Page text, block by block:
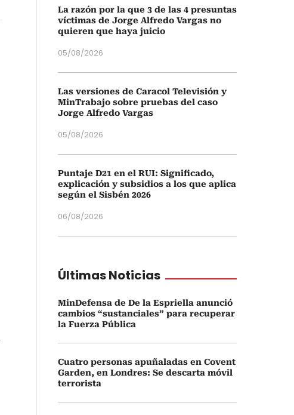
La razón por la que 3 de las 4 presuntas
víctimas de Jorge Alfredo Vargas no
quieren que haya juicio
05/08/2026
Las versiones de Caracol Televisión y
MinTrabajo sobre pruebas del caso
Jorge Alfredo Vargas
05/08/2026
Puntaje D21 en el RUI: Significado,
explicación y subsidios a los que aplica
según el Sisbén 2026
06/08/2026
Últimas Noticias
MinDefensa de De la Espriella anunció
cambios “sustanciales” para recuperar
la Fuerza Pública
Cuatro personas apuñaladas en Covent
Garden, en Londres: Se descarta móvil
terrorista